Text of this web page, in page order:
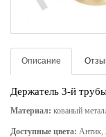
Описание
Держатель 3-й
Материал: кованый
Доступные цвета: Антик,